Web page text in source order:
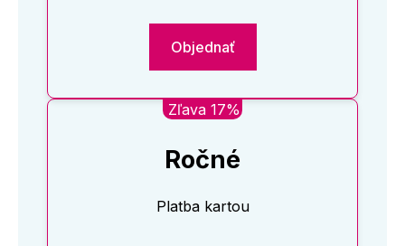
Objednať
Zľava 17%
Ročné
Platba kartou